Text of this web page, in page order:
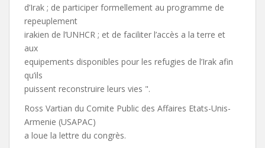
d’Irak ; de participer formellement au programme de
repeuplement
irakien de l’UNHCR ; et de faciliter l’accès a la terre et
aux
equipements disponibles pour les refugies de l’Irak afin
qu’ils
puissent reconstruire leurs vies ".
Ross Vartian du Comite Public des Affaires Etats-Unis-
Armenie (USAPAC)
a loue la lettre du congrès.